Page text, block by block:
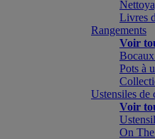
Livres
Rangements
Voir
Pots à
Ustensiles de
Voir
On